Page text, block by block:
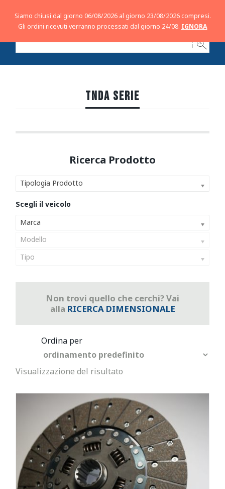
ℹ
TNDA SERIE
Tipologia Prodotto
Marca
Modello
Tipo
Non trovi quello che cerchi? Vai
alla RICERCA DIMENSIONALE
Visualizzazione del risultato
Siamo chiusi dal giorno 06/08/2026 al giorno 23/08/2026 compresi.
Gli ordini ricevuti verranno processati dal giorno 24/08. IGNORA